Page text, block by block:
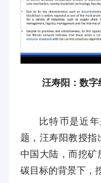
汪寿阳：数字
比特币是近
题，汪寿阳教授指
中国大陆，而挖矿
碳目标的背景下，